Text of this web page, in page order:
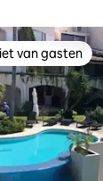
van gasten
van gasten